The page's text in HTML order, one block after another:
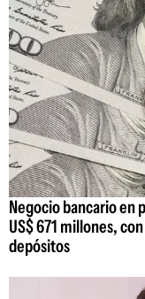
Negocio bancario en
US$ 671 millones,
depósitos